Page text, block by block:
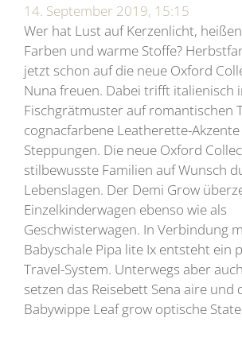
14. September 2019, 15:15
Wer hat Lust auf Kerzenlicht,
Farben und warme Stoffe?
jetzt schon auf die neue Oxford
Nuna freuen. Dabei trifft italienisch
Fischgrätmuster auf romantischen
cognacfarbene Leatherette-
Steppungen. Die neue Oxford
stilbewusste Familien auf Wunsch
Lebenslagen. Der Demi Grow
Einzelkinderwagen ebenso wie als
Geschwisterwagen. In Verbindung
Babyschale Pipa lite Ix entsteht ein
Travel-System. Unterwegs aber
setzen das Reisebett Sena aire und
Babywippe Leaf grow optische